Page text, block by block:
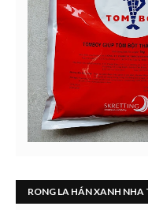
RONG LA HÁN XANH NHA